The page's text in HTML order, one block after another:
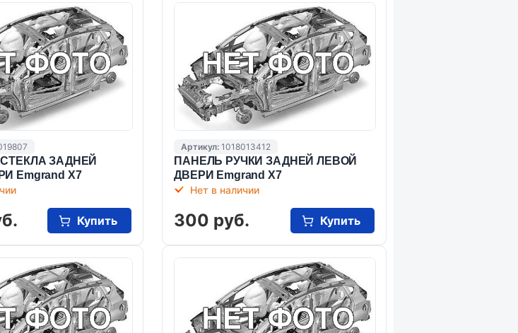
ЗАДНЕЙ
Emgrand X7
Купить
Артикул:1018013412
ПАНЕЛЬ РУЧКИ ЗАДНЕЙ ЛЕВОЙ
ДВЕРИ Emgrand X7
Нет в наличии
300 руб. Купить